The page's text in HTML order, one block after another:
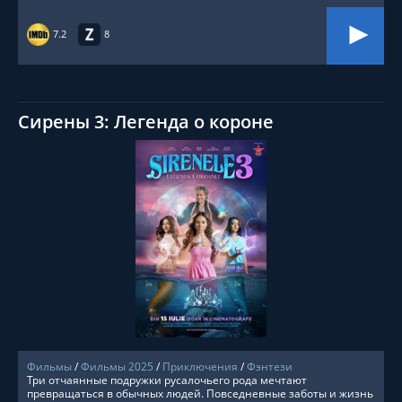
7.2 8
Сирены 3: Легенда о короне
СМОТРЕТЬ ОНЛАЙН
Фильмы/Фильмы 2025 / Приключения /Фэнтези
Три отчаянные подружки русалочьего рода мечтают
превращаться в обычных людей. Повседневные заботы и жизнь